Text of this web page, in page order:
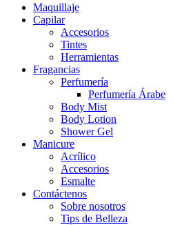
Maquillaje
Capilar
Accesorios
Tintes
Herramientas
Fragancias
Perfumería
Perfumería Árabe
Body Mist
Body Lotion
Shower Gel
Manicure
Acrílico
Accesorios
Esmalte
Contáctenos
Sobre nosotros
Tips de Belleza